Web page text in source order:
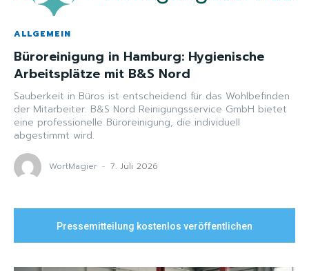
ALLGEMEIN
Büroreinigung in Hamburg: Hygienische
Arbeitsplätze mit B&S Nord
Sauberkeit in Büros ist entscheidend für das Wohlbefinden
der Mitarbeiter. B&S Nord Reinigungsservice GmbH bietet
eine professionelle Büroreinigung, die individuell
abgestimmt wird.
WortMagier - 7. Juli 2026
Pressemitteilung kostenlos veröffentlichen